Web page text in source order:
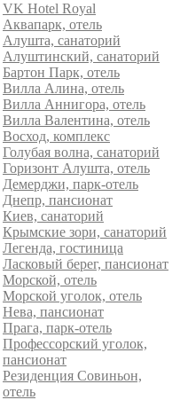
VK Hotel Royal
Аквапарк, отель
Алушта, санаторий
Алуштинский, санаторий
Бартон Парк, отель
Вилла Алина, отель
Вилла Аннигора, отель
Вилла Валентина, отель
Восход, комплекс
Голубая волна, санаторий
Горизонт Алушта, отель
Демерджи, парк-отель
Днепр, пансионат
Киев, санаторий
Крымские зори, санаторий
Легенда, гостиница
Ласковый берег, пансионат
Морской, отель
Морской уголок, отель
Нева, пансионат
Прага, парк-отель
Профессорский уголок,
пансионат
Резиденция Совиньон,
отель